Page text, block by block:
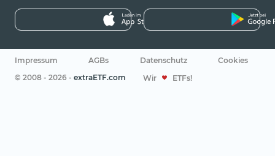
Impressum AGBs Datenschutz
Cookies
© 2008 - 2026 - extraETF.com Wir ETFs!